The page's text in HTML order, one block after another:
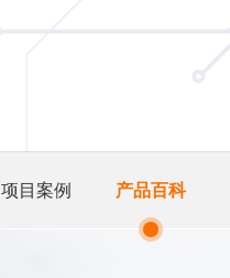
项目案例 产品百科